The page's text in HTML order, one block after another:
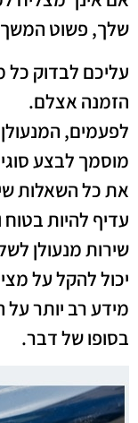
שלך, פשוט
עליכם לבדוק כל
הזמנה אצלם.
לפעמים, המנעולן
מוסמך לבצע
את כל השאלות
עדיף להיות
שירות מנעולן
יכול להקל על
מידע רב יותר על
בסופו של דבר.